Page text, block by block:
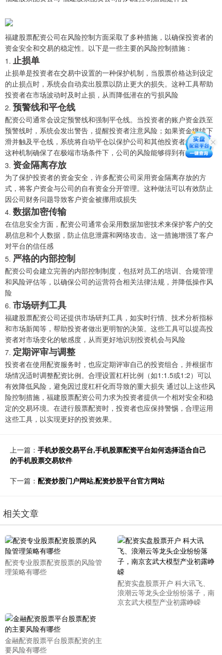
福建股票配资公司在风险控制方面采取了多种措施，以确保投资者的
资金安全和交易的稳定性。以下是一些主要的风险控制措施：
1. 止损单
止损单是投资者在交易中设置的一种保护机制，当股票价格达到设定
的止损点时，系统会自动卖出股票以防止更大的损失。这种工具帮助
投资者在市场波动时及时止损，从而降低潜在的亏损风险
2. 预警线和平仓线
配资公司通常会设定预警线和强制平仓线。当投资者的账户资金跌至
预警线时，系统会发出警告，提醒投资者注意风险；如果资金继续下
滑并触及平仓线，系统将自动平仓以保护公司和其他投资者的利益。
这种机制确保了在极端市场条件下，公司的风险能够得到有效控制
3. 资金隔离存放
为了保护投资者的资金安全，许多配资公司采用资金隔离存放的方
式，将客户资金与公司的自有资金分开管理。这种做法可以有效防止
因公司财务问题导致客户资金被挪用或损失
4. 数据加密传输
在信息安全方面，配资公司通常会采用数据加密技术来保护客户的交
易信息和个人数据，防止信息泄露和网络攻击。这一措施增强了客户
对平台的信任感
5. 严格的内部控制
配资公司会建立完善的内部控制制度，包括对员工的培训、合规管理
和风险评估等，以确保公司的运营符合相关法律法规，并降低操作风
险
6. 市场研判工具
福建股票配资公司还提供市场研判工具，如实时行情、技术分析指标
和市场新闻等，帮助投资者做出更明智的决策。这些工具可以提高投
资者对市场变化的敏感度，从而更好地识别投资机会与风险
7. 定期评审与调整
投资者在使用配资服务时，也应定期评审自己的投资组合，并根据市
场情况适时调整配资比例。合理设置杠杆比例（如1:1.5或1:2）可以
有效降低风险，避免因过度杠杆化而导致的重大损失 通过以上这些风
险控制措施，福建股票配资公司力求为投资者提供一个相对安全和稳
定的交易环境。在进行股票配资时，投资者也应保持警惕，合理运用
这些工具，以实现更好的投资效果。
上一篇： 手机炒股交易平台,手机股票配资平台如何选择适合自己
的手机股票交易软件
下一篇： 配资炒股门户网站,配资炒股平台官方网站
相关文章
配资专业股票配资股票的风险管
理策略有哪些
配资实盘股票开户 科大讯飞、
浪潮云等龙头企业纷纷落子，南
京玄武大模型产业初露峥嵘
金融配资股票平台股票配资的主
要风险有哪些